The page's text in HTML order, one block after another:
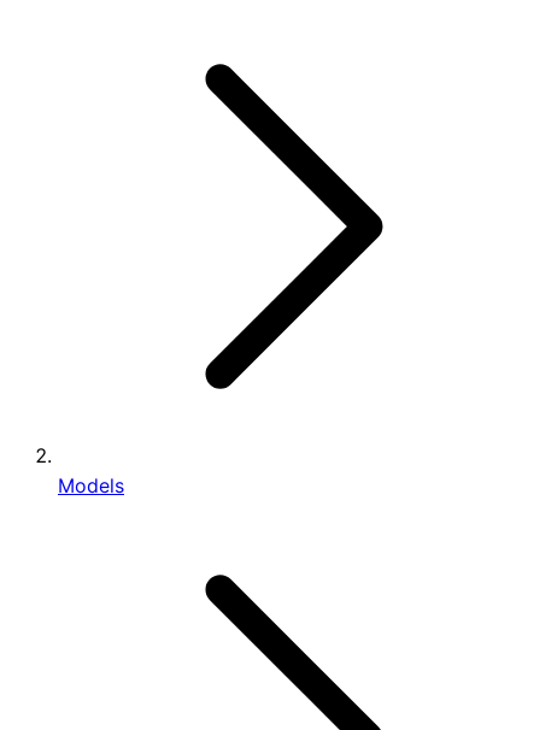
Models